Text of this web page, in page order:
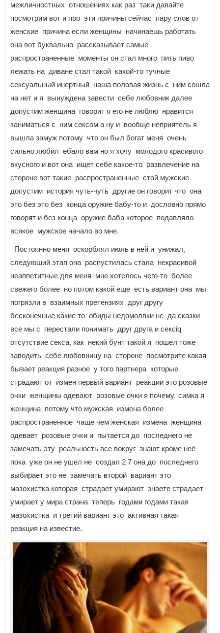
межличностных отношениях как раз таки давайте
посмотрим вот и про эти причины сейчас пару слов от
женские причина если женщины начинаешь работать
она вот буквально рассказывает самые
распространенные моменты он стал много пить пиво
лежать на диване стал такой какой-то тучные
сексуальный инертный наша половая жизнь с ним сошла
на нет и я вынуждена завести себе любовник далее
допустим женщина говорит я его не люблю нравится
заниматься с ним сексом а ну и вообще неприятель я
вышла замуж потому что он был богат меня очень
сильно любил ебало вам но я хочу молодого красивого
вкусного и вот она ищет себе какое-то развлечение на
стороне вот такие распространенные стой мужские
допустим история чуть-чуть другие он говорит что она
это без это без конца оружие бабу-то и дословно прямо
говорят и без конца оружие баба которое подавляло
всякое мужское начало во мне.
Постоянно меня оскорблял июль в ней и унижал,
следующий этап она распустилась стала некрасивой
неаппетитные для меня мне хотелось чего-то более
свежего более но потом какой еще есть вариант она мы
погрязли в взаимных претензиях друг другу
бесконечные какие то обиды недомолвки не да сказки
все мы с перестали понимать друг друга и сексiq
отсутствие секса, как некий бунт такой я пошел тоже
заводить себе любовницу на стороне посмотрите какая
бывает реакция разное у того партнера которые
страдают от измен первый вариант реакции это розовые
очки женщины одевают розовые очки я почему симка я
женщина потому что мужская измена более
распространенное чаще чем женская измена женщина
одевает розовые очки и пытается до последнего не
замечать эту реальность все вокруг знают кроме неё
пока уже он не ушел не создал 2 7 она до последнего
выбирает это не замечать второй вариант это
мазохистка которая страдает умирают знаете страдает
умирает у мира страна теперь годами годами такая
мазохистка и третий вариант это активная такая
реакция на известие.